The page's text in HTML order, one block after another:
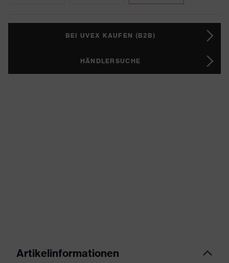
BEI UVEX KAUFEN (B2B)
HÄNDLERSUCHE
Artikelinformationen